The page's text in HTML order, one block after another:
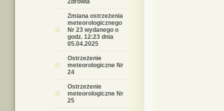
Zdrowia
Zmiana ostrzeżenia
meteorologicznego
Nr 23 wydanego o
godz. 12:23 dnia
05.04.2025
Ostrzeżenie
meteorologiczne Nr
24
Ostrzeżenie
meteorologiczne Nr
25